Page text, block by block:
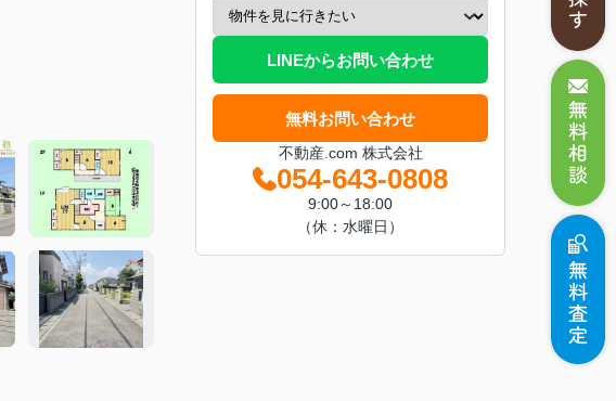
LINEからお問い合わせ
無料お問い合わせ
不動産.com 株式会社
054-643-0808
9:00～18:00
（休：水曜日）